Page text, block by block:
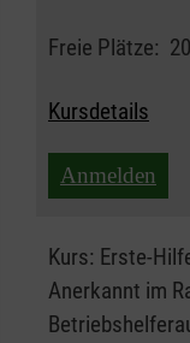
Freie Plätze: 20
Kursdetails
Anmelden
Kurs: Erste-
Anerkannt im